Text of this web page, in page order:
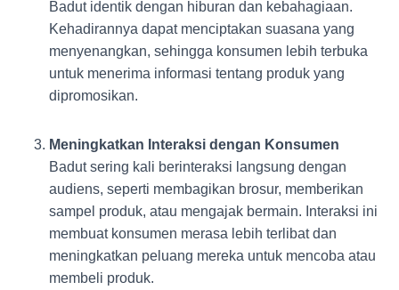
Badut identik dengan hiburan dan kebahagiaan.
Kehadirannya dapat menciptakan suasana yang
menyenangkan, sehingga konsumen lebih terbuka
untuk menerima informasi tentang produk yang
dipromosikan.
Meningkatkan Interaksi dengan Konsumen
Badut sering kali berinteraksi langsung dengan
audiens, seperti membagikan brosur, memberikan
sampel produk, atau mengajak bermain. Interaksi ini
membuat konsumen merasa lebih terlibat dan
meningkatkan peluang mereka untuk mencoba atau
membeli produk.